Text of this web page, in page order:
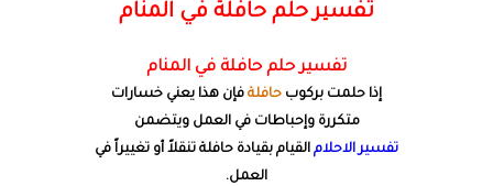
تفسير حلم حافلة في المنام
تفسير حلم حافلة في المنام
إذا حلمت بركوب حافلة فإن هذا يعني خسارات
متكررة وإحباطات في العمل ويتضمن
تفسير الاحلام القيام بقيادة حافلة تنقلاً أو تغييراً في
العمل.